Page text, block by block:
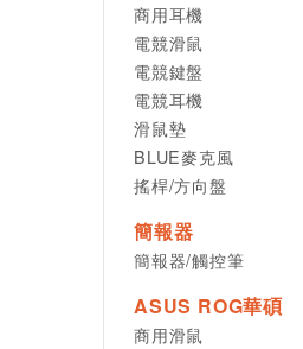
商用耳機
電競滑鼠
電競鍵盤
電競耳機
滑鼠墊
BLUE麥克風
搖桿/方向盤
簡報器
簡報器/觸控筆
ASUS ROG華碩
商用滑鼠